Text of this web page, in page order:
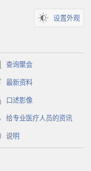
设置外观
查询聚会
最新资料
口述影像
给专业医疗人员的资讯
说明